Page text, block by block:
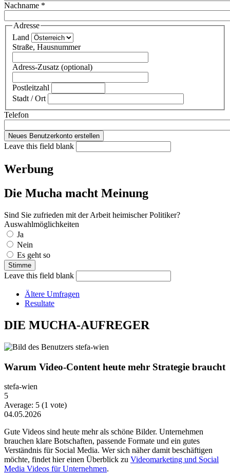
Nachname *
Adresse
Land
Straße, Hausnummer
Adress-Zusatz (optional)
Postleitzahl
Stadt / Ort
Telefon
Leave this field blank
Werbung
Die Mucha macht Meinung
Sind Sie zufrieden mit der Arbeit heimischer Politiker?
Auswahlmöglichkeiten
Ja
Nein
Es geht so
Leave this field blank
Ältere Umfragen
Resultate
DIE MUCHA-AUFREGER
Warum Video-Content heute mehr Strategie braucht
stefa-wien
5
Average: 5 (1 vote)
04.05.2026
Gute Videos sind heute mehr als schöne Bilder. Unternehmen
brauchen klare Botschaften, passende Formate und ein gutes
Verständnis für Social Media. Wer sich näher damit beschäftigen
möchte, findet hier einen Überblick zu Videomarketing und Social
Media Videos für Unternehmen.